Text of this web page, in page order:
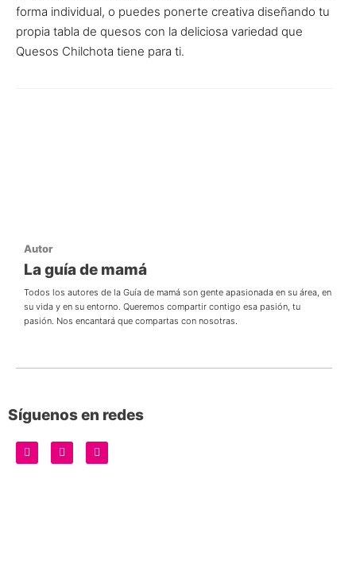
forma individual, o puedes ponerte creativa diseñando tu
propia tabla de quesos con la deliciosa variedad que
Quesos Chilchota tiene para ti.
Autor
La guía de mamá
Todos los autores de la Guía de mamá son gente apasionada en su área, en
su vida y en su entorno. Queremos compartir contigo esa pasión, tu
pasión. Nos encantará que compartas con nosotras.
Síguenos en redes